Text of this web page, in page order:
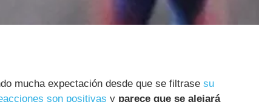
mucha expectación desde que se filtrase su
son positivas y parece que se alejará